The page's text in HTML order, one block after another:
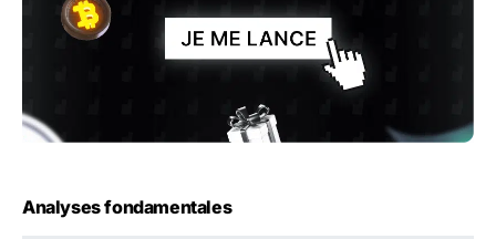
Analyses fondamentales